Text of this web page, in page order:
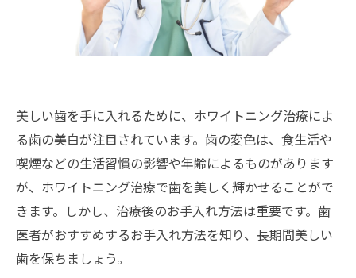
美しい歯を手に入れるために、ホワイトニング治療によ
る歯の美白が注目されています。歯の変色は、食生活や
喫煙などの生活習慣の影響や年齢によるものがあります
が、ホワイトニング治療で歯を美しく輝かせることがで
きます。しかし、治療後のお手入れ方法は重要です。歯
医者がおすすめするお手入れ方法を知り、長期間美しい
歯を保ちましょう。